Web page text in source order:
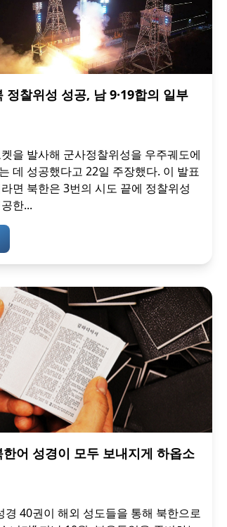
정찰위성 성공, 남 9·19합의 일부
을 발사해 군사정찰위성을 우주궤도에
데 성공했다고 22일 주장했다. 이 발표
면 북한은 3번의 시도 끝에 정찰위성
한...
어 성경이 모두 보내지게 하옵소
경 40권이 해외 성도들을 통해 북한으로